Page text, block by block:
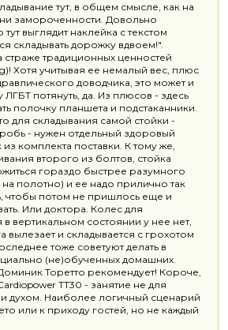
тут, в общем смысле, как на
замороченности. Довольно
выглядит наклейка с текстом
складывать дорожку вдвоем!".
страже традиционных ценностей
Хотя учитывая ее немалый вес, плюс
доводчика, это может и
ЛГБТ потянуть, да. Из плюсов - здесь
полочку планшета и подстаканники.
для складывания самой стойки -
- нужен отдельный здоровый
комплекта поставки. К тому же,
второго из болтов, стойка
гораздо быстрее разумного
на полотно) и ее надо прилично так
чтобы потом не пришлось еще и
Или доктора. Колес для
вертикальном состоянии у нее нет,
вылезает и складывается с грохотом
тоже советуют делать в
(не)обученных домашних.
Торетто рекомендует! Короче,
TT30 - занятие не для
духом. Наиболее логичный сценарий
или к приходу гостей, но не каждый